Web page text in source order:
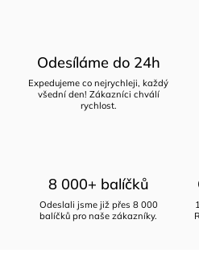
Odesíláme do 24h
Expedujeme co nejrychleji, každý
všední den! Zákazníci chválí
rychlost.
8 000+ balíčků
Odeslali jsme již přes 8 000
balíčků pro naše zákazníky.